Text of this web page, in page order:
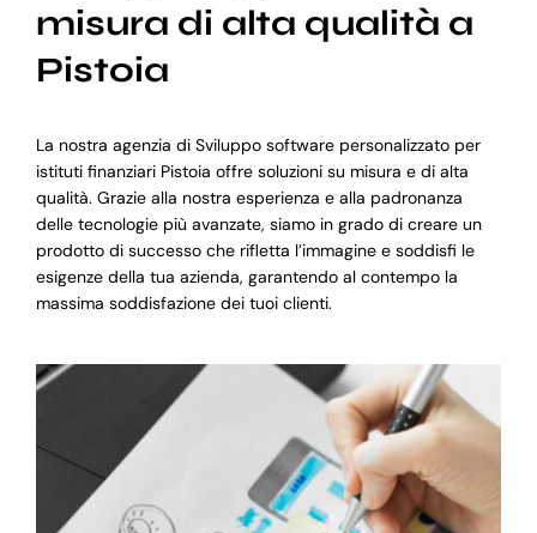
misura di alta qualità a
Pistoia
La nostra agenzia di Sviluppo software personalizzato per
istituti finanziari Pistoia offre soluzioni su misura e di alta
qualità. Grazie alla nostra esperienza e alla padronanza
delle tecnologie più avanzate, siamo in grado di creare un
prodotto di successo che rifletta l’immagine e soddisfi le
esigenze della tua azienda, garantendo al contempo la
massima soddisfazione dei tuoi clienti.